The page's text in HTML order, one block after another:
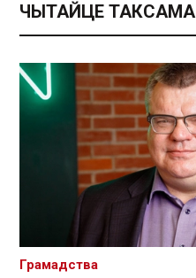
ЧЫТАЙЦЕ ТАКСАМА
Грамадства